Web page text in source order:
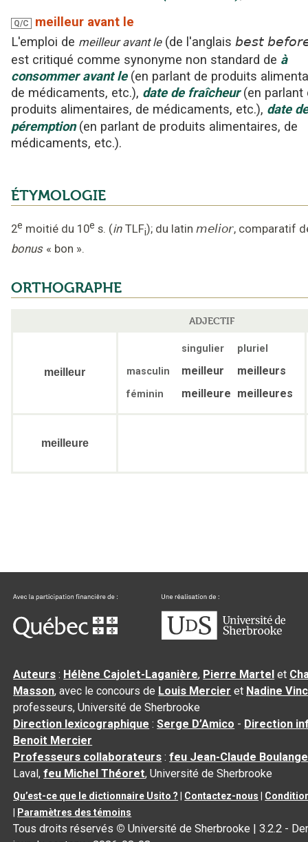
Q/C
meilleur avant le
L'emploi de meilleur avant le (de l'anglais best
est critiqué comme synonyme non standard de à
consommer avant le (en parlant de produits
de médicaments, etc.), date de fraîcheur (en parlant
produits alimentaires, de médicaments, etc.), date de
péremption (en parlant de produits alimentaires, de
médicaments, etc.).
ÉTYMOLOGIE
2e moitié du 10e s. (in TLFi); du latin melior, comparatif
bonus « bon ».
ORTHOGRAPHE
ADJECTIF
meilleur
singulier
pluriel
masculin
meilleur meilleurs
féminin meilleure meilleures
meilleure
Auteurs : Hélène Cajolet-Laganière, Pierre Martel et
Masson, avec le concours de Louis Mercier et Nadine
professeurs, Université de Sherbrooke
Direction lexicographique :Serge D’Amico - Direction
Benoit Mercier
Professeurs collaborateurs :feu Jean-Claude
Laval,feu Michel Théoret, Université de Sherbrooke
Qu’est-ce que le dictionnaire Usito ? Contactez-nous
Paramètres des témoins
Tous droits réservés © Université de Sherbrooke |3.2.2 -